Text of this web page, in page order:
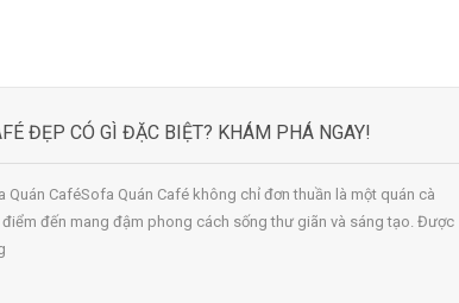
ĐẸP CÓ GÌ ĐẶC BIỆT? KHÁM PHÁ NGAY!
Quán CaféSofa Quán Café không chỉ đơn thuần là một quán cà
đến mang đậm phong cách sống thư giãn và sáng tạo. Được